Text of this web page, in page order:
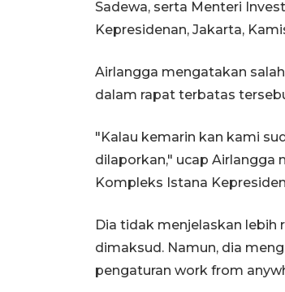
Sadewa, serta Menteri
Kepresidenan, Jakarta,
Airlangga mengatakan
dalam rapat terbatas
"Kalau kemarin kan kami
dilaporkan," ucap Airlangga
Kompleks Istana
Dia tidak menjelaskan lebih
dimaksud. Namun, dia
pengaturan work from